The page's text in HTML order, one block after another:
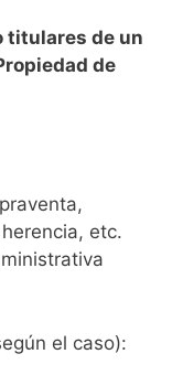
titulares de un
de
etc.
el caso):